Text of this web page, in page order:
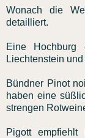
Wonach die
detailliert.
Eine Hochburg
Liechtenstein
Bündner Pinot
haben eine
strengen
Pigott empfiehlt